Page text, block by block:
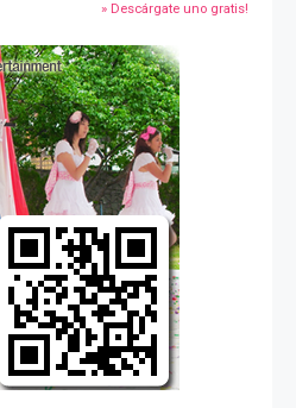
» Descárgate uno gratis!